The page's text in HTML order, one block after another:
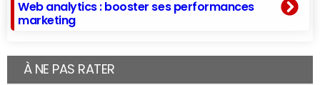
Web analytics : booster ses performances
marketing
À NE PAS RATER